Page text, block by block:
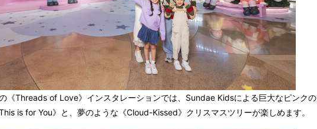
《Threads of Love》インスタレーションでは、Sundae Kidsによる巨大なピンクの
is for You》と、夢のような《Cloud-Kissed》クリスマスツリーが楽しめます。